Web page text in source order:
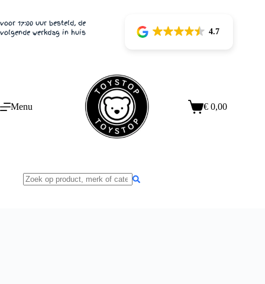
de
inhoud
voor 17:00 uur besteld, de
volgende werkdag in huis
4.7
Menu Winkelwagen
€ 0,00